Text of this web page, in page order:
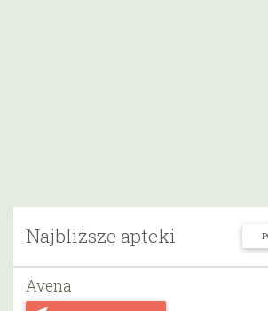
Najbliższe apteki
Avena